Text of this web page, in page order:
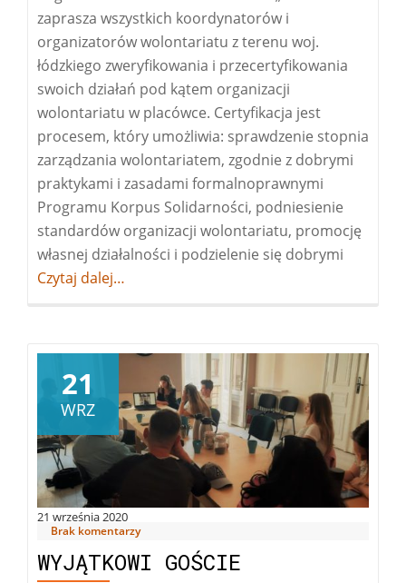
zaprasza wszystkich koordynatorów i
organizatorów wolontariatu z terenu woj.
łódzkiego zweryfikowania i przecertyfikowania
swoich działań pod kątem organizacji
wolontariatu w placówce. Certyfikacja jest
procesem, który umożliwia: sprawdzenie stopnia
zarządzania wolontariatem, zgodnie z dobrymi
praktykami i zasadami formalnoprawnymi
Programu Korpus Solidarności, podniesienie
standardów organizacji wolontariatu, promocję
własnej działalności i podzielenie się dobrymi
Czytaj dalej…
21 września 2020
21
WRZ
Brak komentarzy
WYJĄTKOWI GOŚCIE